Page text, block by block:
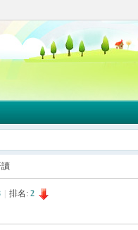
排名: 2